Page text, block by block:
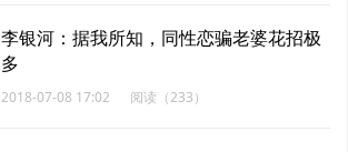
李银河：据我所知，同性恋骗老婆花招极
多
2018-07-08 17:02 阅读（233）